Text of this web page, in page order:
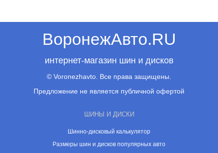
ВоронежАвто.RU
интернет-магазин шин и дисков
© Voronezhavto. Все права защищены.
Предложение не является публичной офертой
ШИНЫ И ДИСКИ
Шинно-дисковый калькулятор
Размеры шин и дисков популярных авто